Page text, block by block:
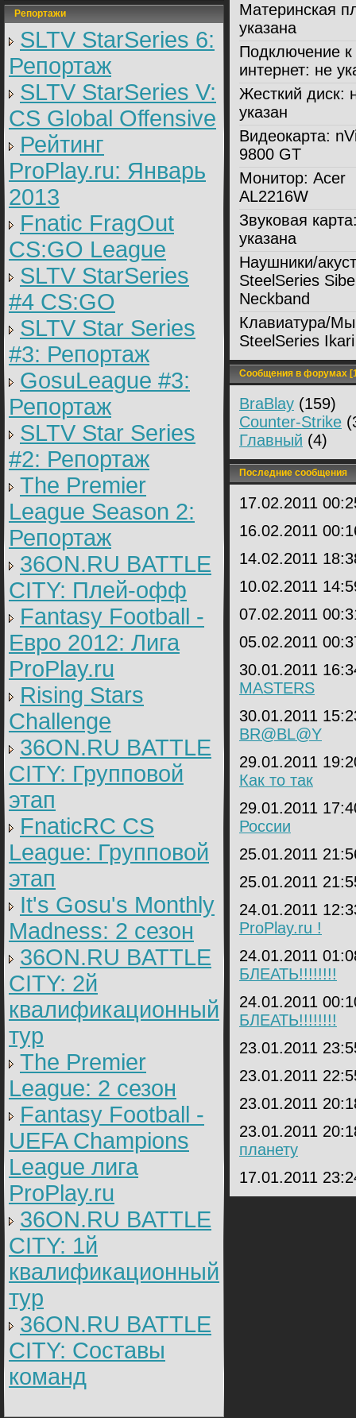
Репортажи
SLTV StarSeries 6:
Репортаж
SLTV StarSeries V:
CS Global Offensive
Рейтинг
ProPlay.ru: Январь
2013
Fnatic FragOut
CS:GO League
SLTV StarSeries
#4 CS:GO
SLTV Star Series
#3: Репортаж
GosuLeague #3:
Репортаж
SLTV Star Series
#2: Репортаж
The Premier
League Season 2:
Репортаж
36ON.RU BATTLE
CITY: Плей-офф
Fantasy Football -
Евро 2012: Лига
ProPlay.ru
Rising Stars
Challenge
36ON.RU BATTLE
CITY: Групповой
этап
FnaticRC CS
League: Групповой
этап
It's Gosu's Monthly
Madness: 2 сезон
36ON.RU BATTLE
CITY: 2й
квалификационный
тур
The Premier
League: 2 cезон
Fantasy Football -
UEFA Champions
League лига
ProPlay.ru
36ON.RU BATTLE
CITY: 1й
квалификационный
тур
36ON.RU BATTLE
CITY: Составы
команд
Материнская
указана
Подключение к
интернет: не
Жесткий диск:
указан
Видеокарта:
9800 GT
Монитор: Acer
AL2216W
Звуковая
указана
Наушники/
SteelSeries
Neckband
Клавиатура/
SteelSeries
Сообщения в форумах
BraBlay (159)
Counter-Strike
Главный (4)
Последние сообщения
17.02.2011
16.02.2011
14.02.2011
10.02.2011
07.02.2011
05.02.2011
30.01.2011
MASTERS
30.01.2011
BR@BL@Y
29.01.2011
Как то так
29.01.2011
России
25.01.2011
25.01.2011
24.01.2011
ProPlay.ru !
24.01.2011
БЛЕАТЬ!!!!!!!!
24.01.2011
БЛЕАТЬ!!!!!!!!
23.01.2011
23.01.2011
23.01.2011
23.01.2011
планету
17.01.2011